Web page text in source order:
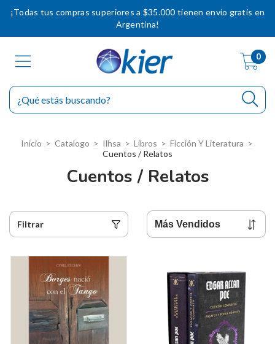
¡Todas tus compras superiores a $35.000 tienen envío gratis en
Argentina!
0
Inicio > Catalogo > Ilhsa > Libros > Ficción Y Literatura >
Cuentos / Relatos
Cuentos / Relatos
Filtrar